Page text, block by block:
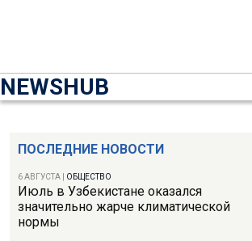
NEWSHUB
ПОСЛЕДНИЕ НОВОСТИ
6 АВГУСТА ОБЩЕСТВО
Июль в Узбекистане оказался
значительно жарче климатической
нормы